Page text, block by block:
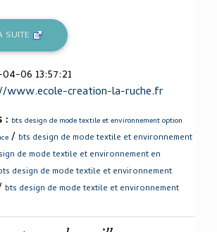
SUITE
06 13:57:21
creation-la-ruche.fr
: bts design de mode textile et environnement option
/ bts design de mode textile et environnement
de mode textile et environnement en
design de mode textile et environnement
bts design de mode textile et environnement